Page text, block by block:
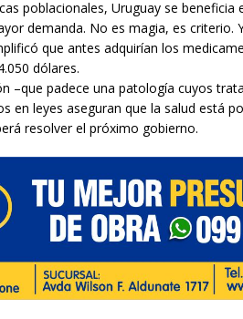
poblacionales, Uruguay se
demanda. No es magia, es criterio.
que antes adquirían los
dólares.
–que padece una patología cuyos
en leyes aseguran que la salud está
resolver el próximo gobierno.